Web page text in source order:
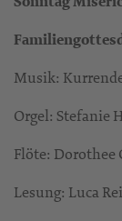
Musik:
Orgel: Stefanie
Flöte: Dorothee
Lesung: Luca